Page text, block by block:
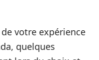
votre expérience
quelques